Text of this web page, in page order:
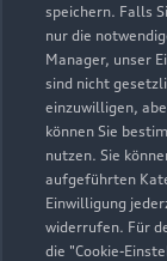
speichern. Falls
nur die
Manager, unser
sind nicht
einzuwilligen,
können Sie
nutzen. Sie
aufgeführten
Einwilligung
widerrufen. Für
die "Cookie-
Damit Ihr
passende
Zur Audi